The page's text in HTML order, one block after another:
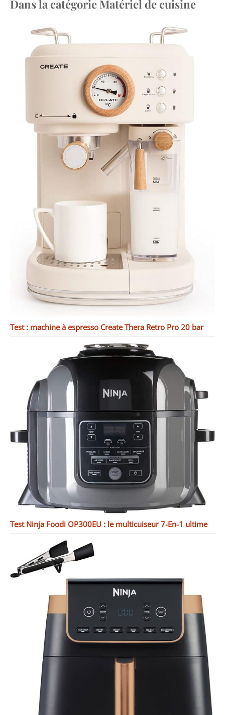
Dans la catégorie Matériel de cuisine
Test : machine à espresso Create Thera Retro Pro 20 bar
Test Ninja Foodi OP300EU : le multicuiseur 7-En-1 ultime